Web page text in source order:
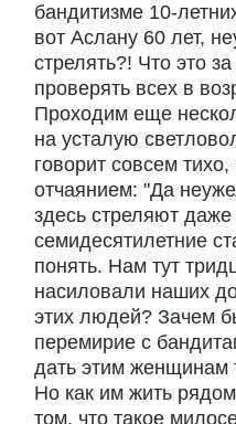
бандитизме 10-
вот Аслану 60 лет,
стрелять?! Что это
проверять всех в
Проходим еще
на усталую
говорит совсем
отчаянием: "Да
здесь стреляют
семидесятилетние
понять. Нам тут
насиловали наших
этих людей? Зачем
перемирие с
дать этим женщинам
Но как им жить
том, что такое